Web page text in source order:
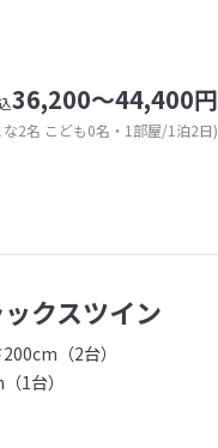
36,200～44,400円
な2名 こども0名・1部屋/1泊2日)
クスツイン
（2台）
1台）